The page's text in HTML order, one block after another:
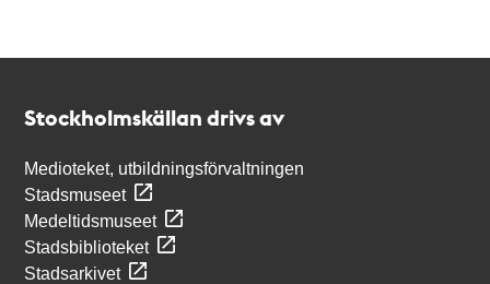
Stockholmskällan drivs av
Medioteket, utbildningsförvaltningen
Stadsmuseet
Medeltidsmuseet
Stadsbiblioteket
Stadsarkivet